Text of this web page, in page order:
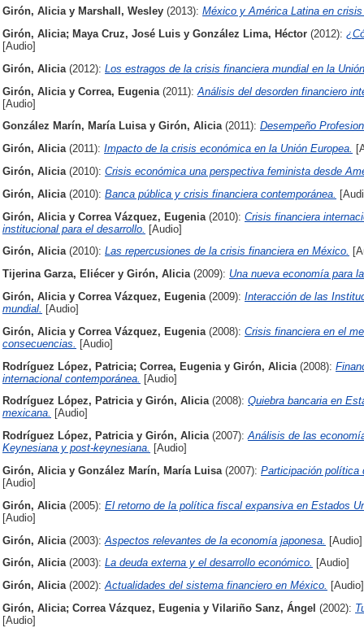
Girón, Aliciay Marshall, Wesley (2013): México y América Latina en
Girón, Alicia; Maya Cruz, José Luis y González Lima, Héctor (2012):
[Audio]
Girón, Alicia (2012): Los estragos de la crisis financiera mundial en la
Girón, Alicia y Correa, Eugenia (2011): Análisis del desorden financiero
[Audio]
González Marín, María Luisay Girón, Alicia (2011): Desempeño
Girón, Alicia (2011): Impacto de la crisis económica en la Unión Europea.
Girón, Alicia (2010): Crisis económica una perspectiva feminista desde
Girón, Alicia (2010): Banca pública y crisis financiera contemporánea.
Girón, Alicia y Correa Vázquez, Eugenia (2010): Crisis financiera
institucional para el desarrollo. [Audio]
Girón, Alicia (2010): Las repercusiones de la crisis financiera en México.
Tijerina Garza, Eliécer y Girón, Alicia (2009): Una nueva economía para
Girón, Aliciay Correa Vázquez, Eugenia (2009): Interacción de las
mundial. [Audio]
Girón, Alicia y Correa Vázquez, Eugenia (2008): Crisis financiera en el
consecuencias.
[Audio]
Rodríguez López, Patricia; Correa, Eugenia y Girón, Alicia (2008):
internacional contemporánea. [Audio]
Rodríguez López, Patriciay Girón, Alicia (2008): Quiebra bancaria en
mexicana. [Audio]
Rodríguez López, Patriciay Girón, Alicia (2007):Análisis de las
Keynesiana y post-keynesiana. [Audio]
Girón, Aliciay González Marín, María Luisa (2007): Participación política
[Audio]
Girón, Alicia (2005): El retorno de la política fiscal expansiva en Estados
[Audio]
Girón, Alicia (2003): Aspectos relevantes de la economía japonesa. [Audio]
Girón, Alicia (2003): La deuda externa y el desarrollo económico. [Audio]
Girón, Alicia (2002):Actualidades del sistema financiero en México. [Audio]
Girón, Alicia; Correa Vázquez, Eugeniay Vilariño Sanz, Ángel (2002):
[Audio]